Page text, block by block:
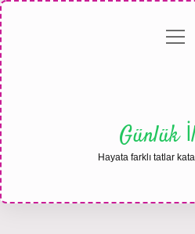
Gizlilik
Günlük
Hayata farklı tatlar